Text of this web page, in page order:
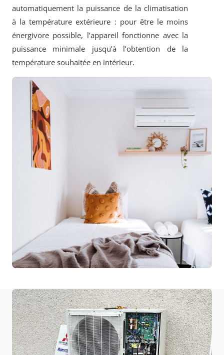
automatiquement la puissance de la climatisation
à la température extérieure : pour être le moins
énergivore possible, l’appareil fonctionne avec la
puissance minimale jusqu’à l’obtention de la
température souhaitée en intérieur.